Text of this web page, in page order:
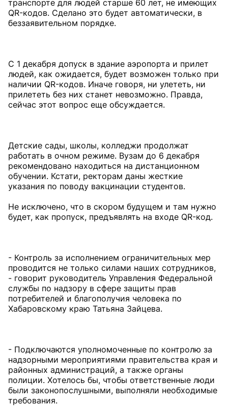
транспорте для людей старше 60 лет, не имеющих
QR-кодов. Сделано это будет автоматически, в
беззаявительном порядке.
С 1 декабря допуск в здание аэропорта и прилет
людей, как ожидается, будет возможен только при
наличии QR-кодов. Иначе говоря, ни улететь, ни
прилететь без них станет невозможно. Правда,
сейчас этот вопрос еще обсуждается.
Детские сады, школы, колледжи продолжат
работать в очном режиме. Вузам до 6 декабря
рекомендовано находиться на дистанционном
обучении. Кстати, ректорам даны жесткие
указания по поводу вакцинации студентов.
Не исключено, что в скором будущем и там нужно
будет, как пропуск, предъявлять на входе QR-код.
- Контроль за исполнением ограничительных мер
проводится не только силами наших сотрудников,
- говорит руководитель Управления Федеральной
службы по надзору в сфере защиты прав
потребителей и благополучия человека по
Хабаровскому краю Татьяна Зайцева.
- Подключаются уполномоченные по контролю за
надзорными мероприятиями правительства края и
районных администраций, а также органы
полиции. Хотелось бы, чтобы ответственные люди
были законопослушными, выполняли необходимые
требования.